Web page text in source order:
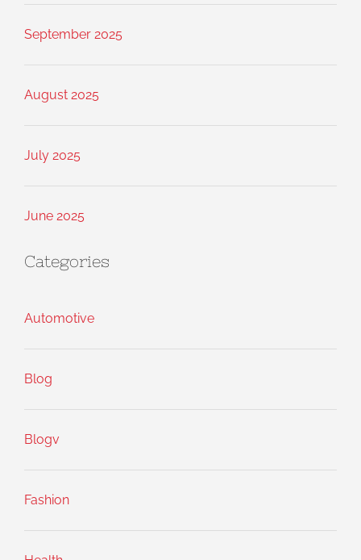
September 2025
August 2025
July 2025
June 2025
Categories
Automotive
Blog
Blogv
Fashion